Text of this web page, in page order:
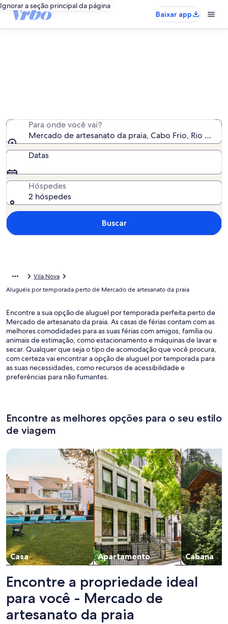
Ignorar a seção principal da página
Baixar app
Para onde você vai?
Mercado de artesanato da praia, Cabo Frio, Rio de
Datas
Hóspedes
2 hóspedes
Buscar
Vila Nova
Aluguéis por temporada perto de Mercado de artesanato da praia
Encontre a sua opção de aluguel por temporada perfeita perto de
Mercado de artesanato da praia. As casas de férias contam com as
melhores comodidades para as suas férias com amigos, família ou
animais de estimação, como estacionamento e máquinas de lavar e
secar. Qualquer que seja o tipo de acomodação que você procura,
com certeza vai encontrar a opção de aluguel por temporada para
as suas necessidades, como recursos de acessibilidade e
preferências para não fumantes.
Encontre as melhores opções para o seu estilo
de viagem
Casa
Busque casas
Apartamento
Busque apartamentos
Cabana
buscar
Encontre a propriedade ideal
para você - Mercado de
artesanato da praia